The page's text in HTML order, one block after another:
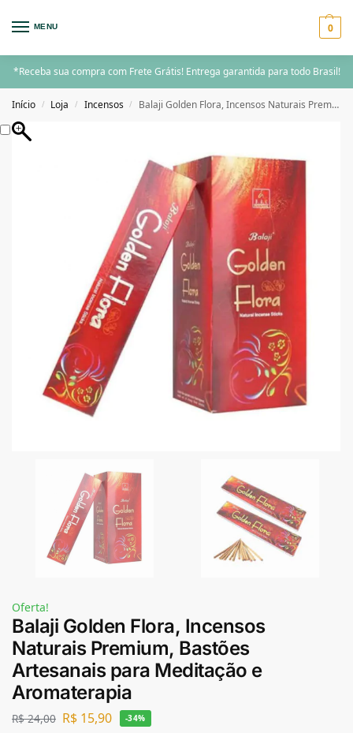
MENU 0
*Receba sua compra com Frete Grátis! Entrega garantida para todo Brasil!
Início / Loja / Incensos / Balaji Golden Flora, Incensos Naturais Premium, Bastões Artesanais para Meditação e Aromaterapia
Oferta!
Balaji Golden Flora, Incensos
Naturais Premium, Bastões
Artesanais para Meditação e
Aromaterapia
R$24,00 R$ 15,90 -34%